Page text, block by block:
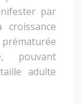
par
pouvant
adulte